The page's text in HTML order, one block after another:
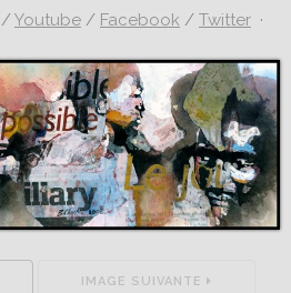
/Youtube / Facebook / Twitter ·
IMAGE SUIVANTE